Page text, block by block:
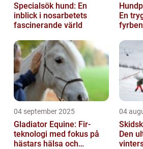
Specialsök hund: En
inblick i nosarbetets
fascinerande värld
En
04 september 2025
Gladiator Equine: Fir-
teknologi med fokus på
hästars hälsa och
04
Den